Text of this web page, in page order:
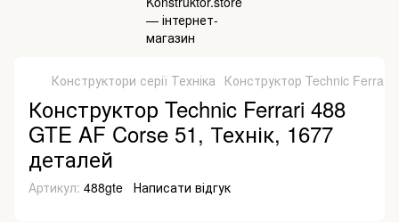
Конструктори серії Техніка Конструктор Technic Ferrari
Конструктор Technic Ferrari 488
GTE AF Corse 51, Технік, 1677
деталей
Артикул: 488gte Написати відгук